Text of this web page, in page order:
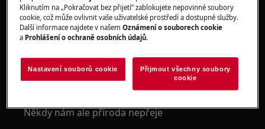
Někdy nám ale příroda nepřeje
Kliknutím na „Pokračovat bez přijetí“ zablokujete nepovinné soubory
cookie, což může ovlivnit vaše uživatelské prostředí a dostupné služby.
Další informace najdete v našemOznámení o souborech cookie
a Prohlášení o ochraně osobních údajů.
Nastavení souborů cookie
Přijmout všechny soubory
cookie